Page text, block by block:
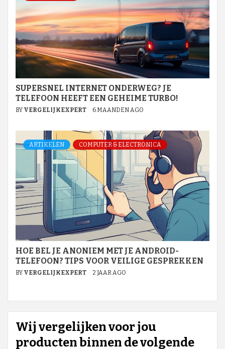
SUPERSNEL INTERNET ONDERWEG? JE
TELEFOON HEEFT EEN GEHEIME TURBO!
BY VERGELIJKEXPERT 6 MAANDEN AGO
ARTIKELEN COMPUTER & ELECTRONICA
HOE BEL JE ANONIEM MET JE ANDROID-
TELEFOON? TIPS VOOR VEILIGE GESPREKKEN
BY VERGELIJKEXPERT 2 JAAR AGO
Wij vergelijken voor jou
producten binnen de volgende